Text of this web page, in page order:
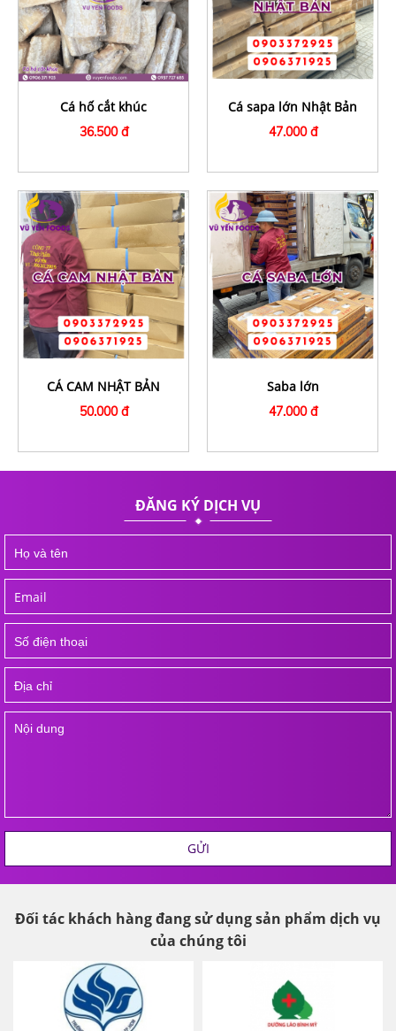
Cá hố cắt khúc
36.500 đ
Cá sapa lớn Nhật Bản
47.000 đ
CÁ CAM NHẬT BẢN
50.000 đ
Saba lớn
47.000 đ
ĐĂNG KÝ DỊCH VỤ
GỬI
Đối tác khách hàng đang sử dụng sản phẩm dịch vụ
của chúng tôi